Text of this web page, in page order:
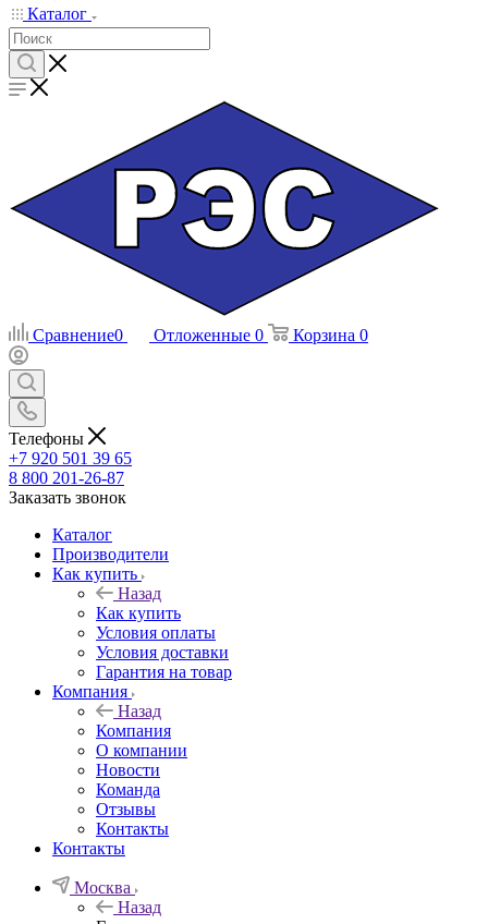
Каталог
Сравнение0 Отложенные 0 Корзина 0
Телефоны
+7 920 501 39 65
8 800 201-26-87
Заказать звонок
Каталог
Производители
Как купить
Назад
Как купить
Условия оплаты
Условия доставки
Гарантия на товар
Компания
Назад
Компания
О компании
Новости
Команда
Отзывы
Контакты
Контакты
Москва
Назад